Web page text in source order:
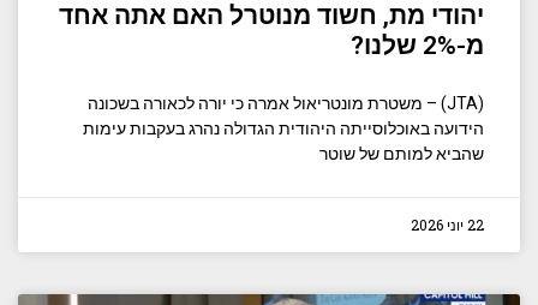
יהודי מת, חשוד מנוטרל האם אתה אחד
מ-2% שלנו?
(JTA) – משטרת מונטריאול אמרה כי יורה לכאורה בשכונה
הידועה באוכלוסייתה היהודית הגדולה נהרג בעקבות עימות
שהביא למותם של שוטר
22 יוני 2026